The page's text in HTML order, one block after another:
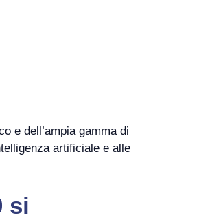
e dell’ampia gamma di
artificiale e alle
si